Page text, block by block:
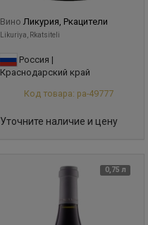
Вино Ликурия, Ркацители
Likuriya, Rkatsiteli
Россия |
Краснодарский край
Код товара: ра-49777
Уточните наличие и цену
0,75 л